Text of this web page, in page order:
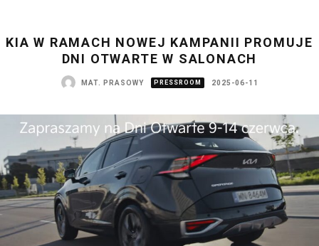
KIA W RAMACH NOWEJ KAMPANII PROMUJE
DNI OTWARTE W SALONACH
MAT. PRASOWY PRESSROOM 2025-06-11